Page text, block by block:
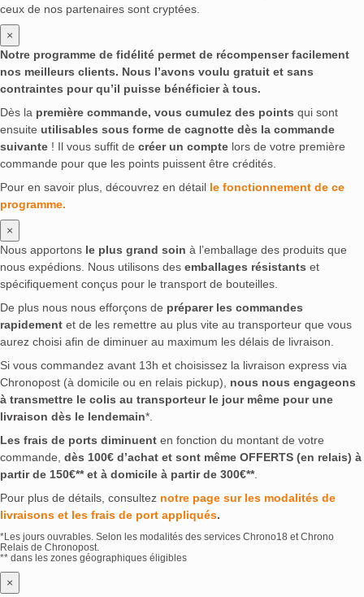
ceux de nos partenaires sont cryptées.
×
Notre programme de fidélité permet de récompenser facilement
nos meilleurs clients. Nous l’avons voulu gratuit et sans
contraintes pour qu’il puisse bénéficier à tous.
Dès la première commande, vous cumulez des points qui sont
ensuite utilisables sous forme de cagnotte dès la commande
suivante ! Il vous suffit de créer un compte lors de votre première
commande pour que les points puissent être crédités.
Pour en savoir plus, découvrez en détail le fonctionnement de ce
programme.
×
Nous apportons le plus grand soin à l’emballage des produits que
nous expédions. Nous utilisons des emballages résistants et
spécifiquement conçus pour le transport de bouteilles.
De plus nous nous efforçons de préparer les commandes
rapidement et de les remettre au plus vite au transporteur que vous
aurez choisi afin de diminuer au maximum les délais de livraison.
Si vous commandez avant 13h et choisissez la livraison express via
Chronopost (à domicile ou en relais pickup), nous nous engageons
à transmettre le colis au transporteur le jour même pour une
livraison dès le lendemain*.
Les frais de ports diminuent en fonction du montant de votre
commande, dès 100€ d’achat et sont même OFFERTS (en relais) à
partir de 150€** et à domicile à partir de 300€**.
Pour plus de détails, consultez notre page sur les modalités de
livraisons et les frais de port appliqués.
*Les jours ouvrables. Selon les modalités des services Chrono18 et Chrono
Relais de Chronopost.
** dans les zones géographiques éligibles
×